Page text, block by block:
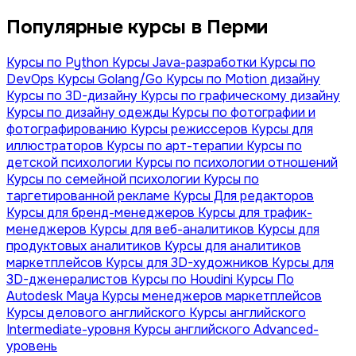
Популярные курсы в Перми
Курсы по Python Курсы Java-разработки Курсы по
DevOps Курсы Golang/Go Курсы по Motion дизайну
Курсы по 3D-дизайну Курсы по графическому дизайну
Курсы по дизайну одежды Курсы по фотографии и
фотографированию Курсы режиссеров Курсы для
иллюстраторов Курсы по арт-терапии Курсы по
детской психологии Курсы по психологии отношений
Курсы по семейной психологии Курсы по
таргетированной рекламе Курсы Для редакторов
Курсы для бренд-менеджеров Курсы для трафик-
менеджеров Курсы для веб-аналитиков Курсы для
продуктовых аналитиков Курсы для аналитиков
маркетплейсов Курсы для 3D-художников Курсы для
3D-дженералистов Курсы по Houdini Курсы По
Autodesk Maya Курсы менеджеров маркетплейсов
Курсы делового английского Курсы английского
Intermediate-уровня Курсы английского Advanced-
уровень